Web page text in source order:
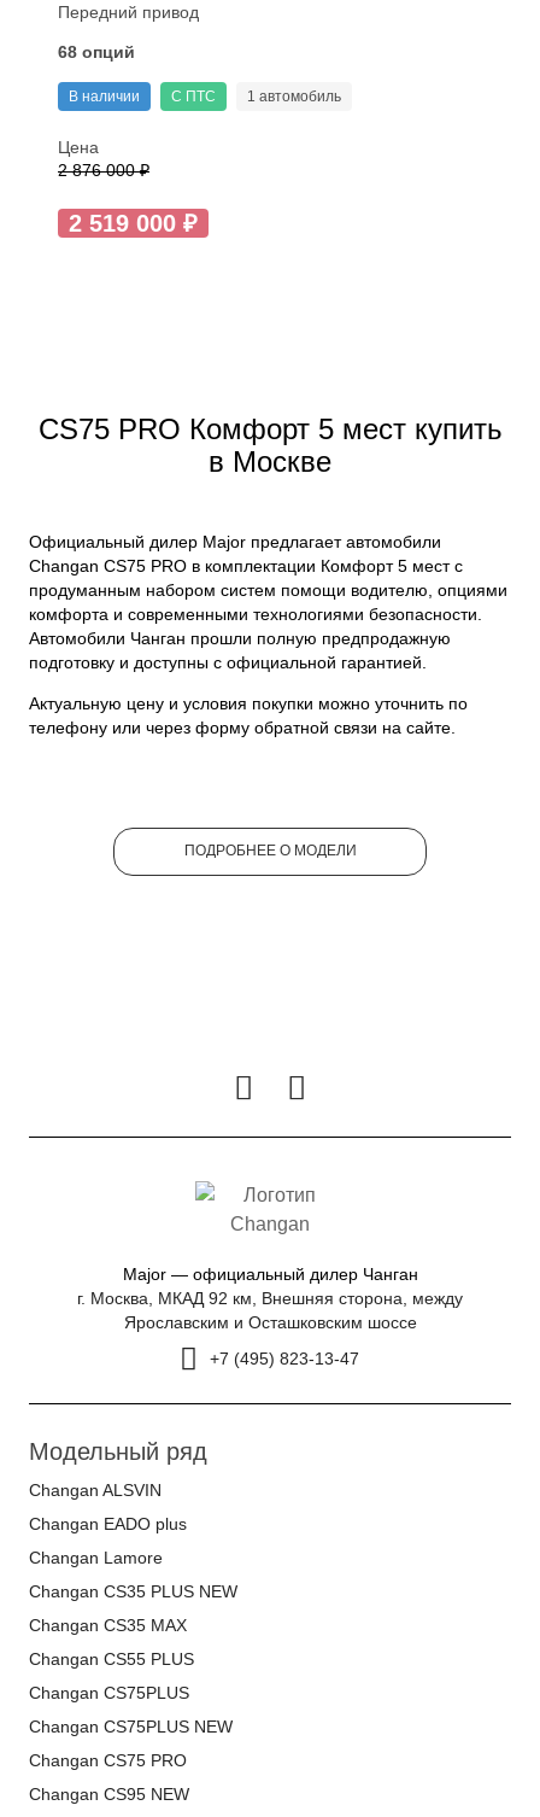
Передний привод
68 опций
В наличии С ПТС 1 автомобиль
Цена
2 876 000 ₽
2 519 000 ₽
CS75 PRO Комфорт 5 мест купить
в Москве
Официальный дилер Major предлагает автомобили
Changan CS75 PRO в комплектации Комфорт 5 мест с
продуманным набором систем помощи водителю, опциями
комфорта и современными технологиями безопасности.
Автомобили Чанган прошли полную предпродажную
подготовку и доступны с официальной гарантией.
Актуальную цену и условия покупки можно уточнить по
телефону или через форму обратной связи на сайте.
ПОДРОБНЕЕ О МОДЕЛИ
Major — официальный дилер Чанган
г. Москва, МКАД 92 км, Внешняя сторона, между
Ярославским и Осташковским шоссе
+7 (495) 823-13-47
Модельный ряд
Changan ALSVIN
Changan EADO plus
Changan Lamore
Changan CS35 PLUS NEW
Changan CS35 MAX
Changan CS55 PLUS
Changan CS75PLUS
Changan CS75PLUS NEW
Changan CS75 PRO
Changan CS95 NEW